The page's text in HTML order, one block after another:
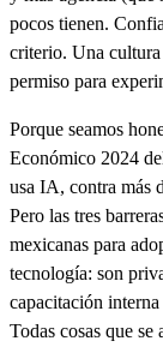
pocos tienen.
criterio. Una cultura
permiso para
Porque seamos
Económico 2024
usa IA, contra más
Pero las tres
mexicanas para
tecnología: son
capacitación
Todas cosas que